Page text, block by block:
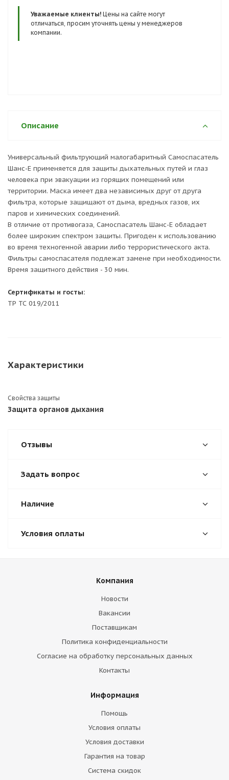
Сертификаты и госты:
ТР ТС 019/2011
Уважаемые клиенты! Цены на сайте могут
отличаться, просим уточнять цены у менеджеров
компании.
Описание
Универсальный фильтрующий малогабаритный Самоспасатель
Шанс-Е применяется для защиты дыхательных путей и глаз
человека при эвакуации из горящих помещений или
территории. Маска имеет два независимых друг от друга
фильтра, которые защищают от дыма, вредных газов, их
паров и химических соединений.
В отличие от противогаза, Самоспасатель Шанс-Е обладает
более широким спектром защиты. Пригоден к использованию
во время техногенной аварии либо террористического акта.
Фильтры самоспасателя подлежат замене при необходимости.
Время защитного действия - 30 мин.
Сертификаты и госты:
ТР ТС 019/2011
Характеристики
Свойства защиты
Защита органов дыхания
Отзывы
Задать вопрос
Наличие
Условия оплаты
Компания
Новости
Вакансии
Поставщикам
Политика конфиденциальности
Согласие на обработку персональных данных
Контакты
Информация
Помощь
Условия оплаты
Условия доставки
Гарантия на товар
Система скидок